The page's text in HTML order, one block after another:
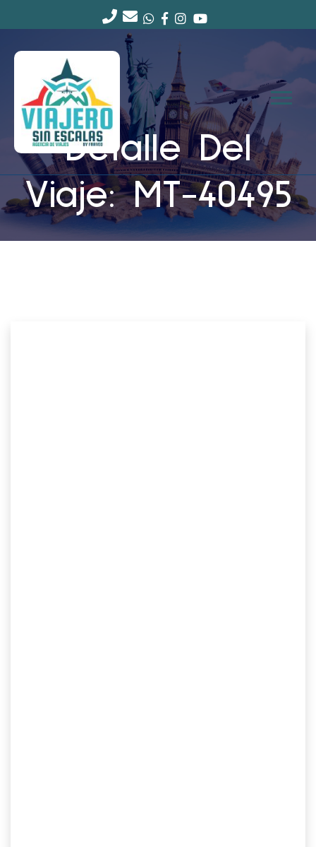
Detalle Del
Viaje: MT-40495